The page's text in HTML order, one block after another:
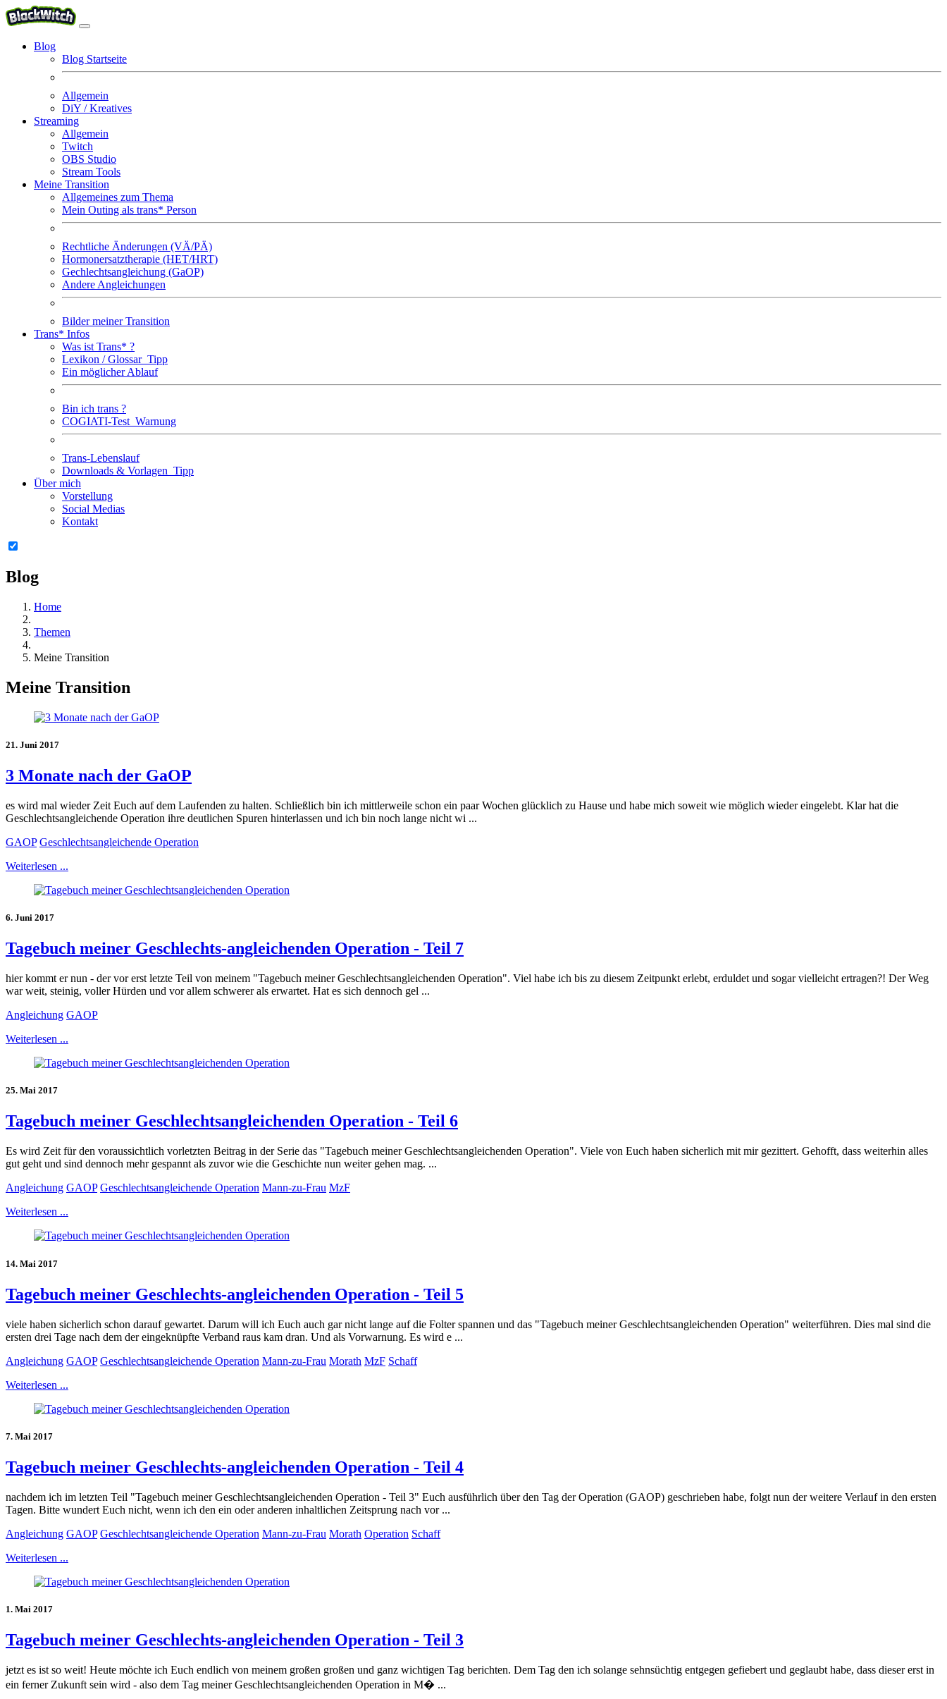
Blog
Blog Startseite
Allgemein
DiY / Kreatives
Streaming
Allgemein
Twitch
OBS Studio
Stream Tools
Meine Transition
Allgemeines zum Thema
Mein Outing als trans* Person
Rechtliche Änderungen (VÄ/PÄ)
Hormonersatztherapie (HET/HRT)
Gechlechtsangleichung (GaOP)
Andere Angleichungen
Bilder meiner Transition
Trans* Infos
Was ist Trans* ?
Lexikon / Glossar Tipp
Ein möglicher Ablauf
Bin ich trans ?
COGIATI-Test Warnung
Trans-Lebenslauf
Downloads & Vorlagen Tipp
Über mich
Vorstellung
Social Medias
Kontakt
Blog
Home
Themen
Meine Transition
Meine Transition
21. Juni 2017
3 Monate nach der GaOP
es wird mal wieder Zeit Euch auf dem Laufenden zu halten. Schließlich bin ich mittlerweile schon ein paar Wochen glücklich zu Hause und habe mich soweit wie möglich wieder eingelebt. Klar hat die
Geschlechtsangleichende Operation ihre deutlichen Spuren hinterlassen und ich bin noch lange nicht wi ...
GAOP Geschlechtsangleichende Operation
Weiterlesen ...
6. Juni 2017
Tagebuch meiner Geschlechts-angleichenden Operation - Teil 7
hier kommt er nun - der vor erst letzte Teil von meinem "Tagebuch meiner Geschlechtsangleichenden Operation". Viel habe ich bis zu diesem Zeitpunkt erlebt, erduldet und sogar vielleicht ertragen?! Der Weg
war weit, steinig, voller Hürden und vor allem schwerer als erwartet. Hat es sich dennoch gel ...
Angleichung GAOP
Weiterlesen ...
25. Mai 2017
Tagebuch meiner Geschlechtsangleichenden Operation - Teil 6
Es wird Zeit für den voraussichtlich vorletzten Beitrag in der Serie das "Tagebuch meiner Geschlechtsangleichenden Operation". Viele von Euch haben sicherlich mit mir gezittert. Gehofft, dass weiterhin alles
gut geht und sind dennoch mehr gespannt als zuvor wie die Geschichte nun weiter gehen mag. ...
Angleichung GAOP Geschlechtsangleichende Operation Mann-zu-Frau MzF
Weiterlesen ...
14. Mai 2017
Tagebuch meiner Geschlechts-angleichenden Operation - Teil 5
viele haben sicherlich schon darauf gewartet. Darum will ich Euch auch gar nicht lange auf die Folter spannen und das "Tagebuch meiner Geschlechtsangleichenden Operation" weiterführen. Dies mal sind die
ersten drei Tage nach dem der eingeknüpfte Verband raus kam dran. Und als Vorwarnung. Es wird e ...
Angleichung GAOP Geschlechtsangleichende Operation Mann-zu-Frau Morath MzF Schaff
Weiterlesen ...
7. Mai 2017
Tagebuch meiner Geschlechts-angleichenden Operation - Teil 4
nachdem ich im letzten Teil "Tagebuch meiner Geschlechtsangleichenden Operation - Teil 3" Euch ausführlich über den Tag der Operation (GAOP) geschrieben habe, folgt nun der weitere Verlauf in den ersten
Tagen. Bitte wundert Euch nicht, wenn ich den ein oder anderen inhaltlichen Zeitsprung nach vor ...
Angleichung GAOP Geschlechtsangleichende Operation Mann-zu-Frau Morath Operation Schaff
Weiterlesen ...
1. Mai 2017
Tagebuch meiner Geschlechts-angleichenden Operation - Teil 3
jetzt es ist so weit! Heute möchte ich Euch endlich von meinem großen großen und ganz wichtigen Tag berichten. Dem Tag den ich solange sehnsüchtig entgegen gefiebert und geglaubt habe, dass dieser erst in
ein ferner Zukunft sein wird - also dem Tag meiner Geschlechtsangleichenden Operation in M� ...